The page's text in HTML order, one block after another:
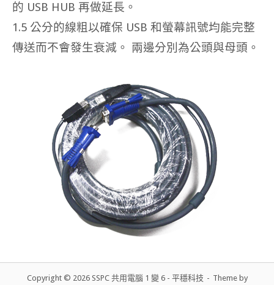
的 USB HUB 再做延長。
1.5 公分的線粗以確保 USB 和螢幕訊號均能完整
傳送而不會發生衰減。 兩邊分別為公頭與母頭。
Copyright © 2026 SSPC 共用電腦 1 變 6 - 平穩科技 Theme by